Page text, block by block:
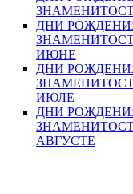
ДНИ
ИЮНЕ
ДНИ
ИЮЛЕ
ДНИ
АВГУСТЕ